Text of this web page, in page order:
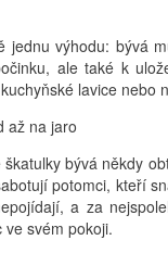
jednu výhodu: bývá
ale také k
lavice nebo
až na jaro
bývá někdy
potomci, kteří
a za
svém pokoji.